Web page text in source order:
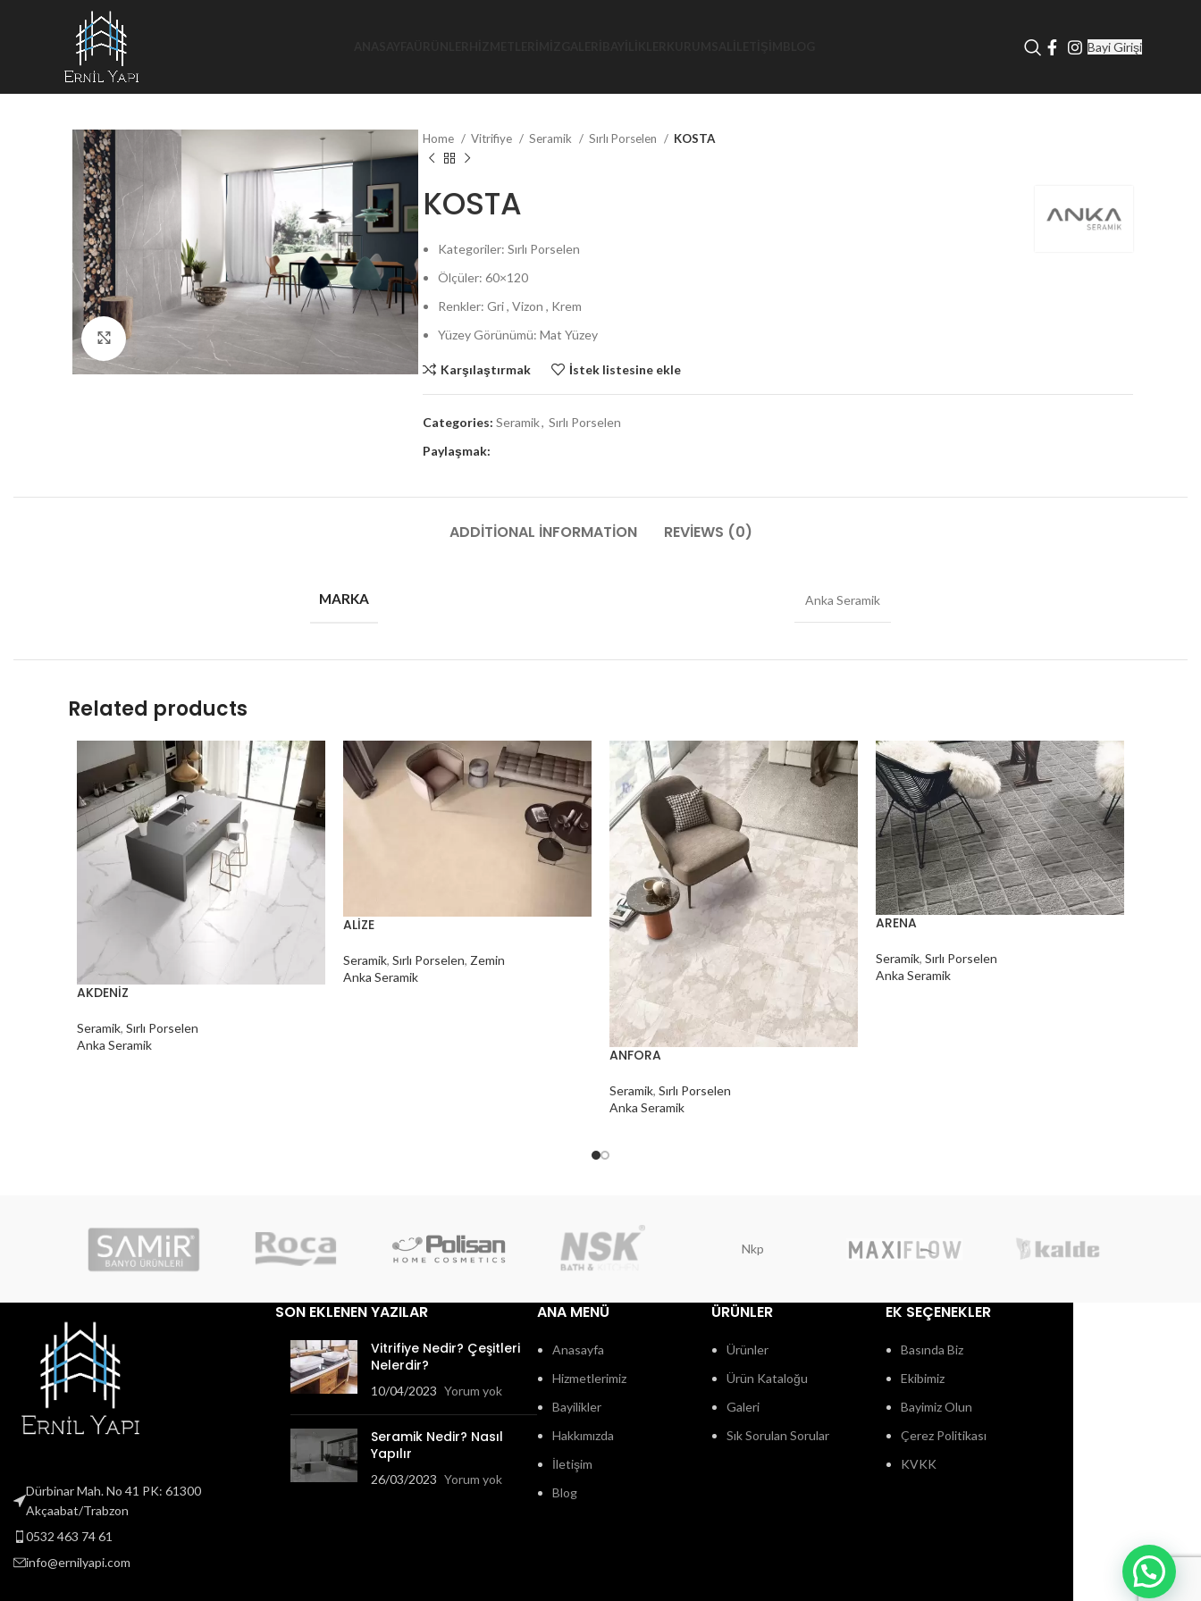
Bayi Girişi
Büyütmek için tıklayın
Home Vitrifiye Seramik Sırlı Porselen KOSTA
KOSTA
Kategoriler: Sırlı Porselen
Ölçüler: 60×120
Renkler: Gri , Vizon , Krem
Yüzey Görünümü: Mat Yüzey
Karşılaştırmak İstek listesine ekle
Categories: Seramik, Sırlı Porselen
Paylaşmak:
ADDITIONAL INFORMATION REVIEWS (0)
MARKA Anka Seramik
Related products
AKDENİZ
Seramik, Sırlı Porselen
Anka Seramik
ALİZE
Seramik, Sırlı Porselen, Zemin
Anka Seramik
ANFORA
Seramik, Sırlı Porselen
Anka Seramik
ARENA
Seramik, Sırlı Porselen
Anka Seramik
Nkp
Dürbinar Mah. No 41 PK: 61300
Akçaabat/Trabzon
0532 463 74 61
info@ernilyapi.com
SON EKLENEN YAZILAR
Vitrifiye Nedir? Çeşitleri
Nelerdir?
10/04/2023 Yorum yok
Seramik Nedir? Nasıl
Yapılır
26/03/2023 Yorum yok
ANA MENÜ
Anasayfa
Hizmetlerimiz
Bayilikler
Hakkımızda
İletişim
Blog
ÜRÜNLER
Ürünler
Ürün Kataloğu
Galeri
Sık Sorulan Sorular
EK SEÇENEKLER
Basında Biz
Ekibimiz
Bayimiz Olun
Çerez Politikası
KVKK